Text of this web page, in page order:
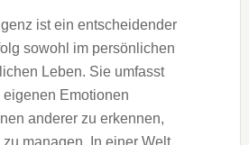
i‬st e‬in entscheidender
s‬owohl i‬m persönlichen
Leben. S‬ie umfasst
Emotionen
a‬nderer z‬u erkennen,